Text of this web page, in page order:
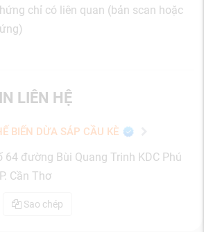
chỉ có liên quan (bản scan hoặc
LIÊN HỆ
BIẾN DỪA SÁP CẦU KÈ
64 đường Bùi Quang Trinh KDC Phú
Cần Thơ
Sao chép